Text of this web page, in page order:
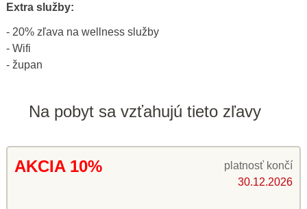
Extra služby:
- 20% zľava na wellness služby
- Wifi
- župan
Na pobyt sa vzťahujú tieto zľavy
AKCIA 10%
platnosť končí
30.12.2026